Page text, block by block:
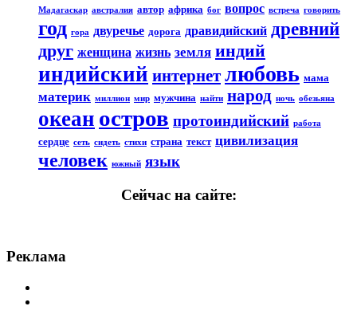
Мадагаскар австралия автор африка бог вопрос встреча говорить
год гора двуречье дорога дравидийский древний
друг женщина жизнь земля индий
индийский интернет любовь мама
материк миллион мир мужчина найти народ ночь обезьяна
океан остров протоиндийский работа
сердце сеть сидеть стихи страна текст цивилизация
человек южный язык
Сейчас на сайте:
Реклама